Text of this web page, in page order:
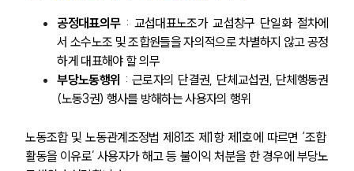
공정대표의무 : 교섭대표노조가 교섭창구 단일화 절차에
서 소수노조 및 조합원들을 자의적으로 차별하지 않고 공정
하게 대표해야 할 의무
부당노동행위 : 근로자의 단결권, 단체교섭권, 단체행동권
(노동3권) 행사를 방해하는 사용자의 행위
노동조합 및 노동관계조정법 제81조 제1항 제1호에 따르면 ‘조합
활동을 이유로’ 사용자가 해고 등 불이익 처분을 한 경우에 부당노